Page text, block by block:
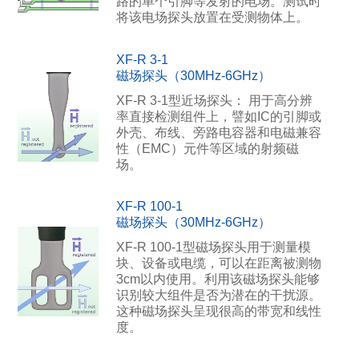
将该电场探头放置在受测物体上。
XF-R 3-1
磁场探头（30MHz-6GHz）
XF-R 3-1型近场探头： 用于高分辨
率直接检测组件上，譬如IC的引脚或
外壳、布线、旁路电容器和电磁兼容
性（EMC）元件等区域的射频磁
场。
XF-R 100-1
磁场探头（30MHz-6GHz）
XF-R 100-1型磁场探头用于测量模
块、设备或电缆，可以在距离被测物
3cm以内使用。利用该磁场探头能够
识别较大组件是否为潜在的干扰源。
这种磁场探头呈现很高的带宽和线性
度。